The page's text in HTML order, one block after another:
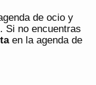
de ocio y
. Si no encuentras
en la agenda de